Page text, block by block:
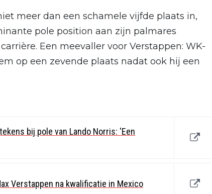
meer dan een schamele vijfde plaats in,
pole position aan zijn palmares
Een meevaller voor Verstappen: WK-
op een zevende plaats nadat ook hij een
bij pole van Lando Norris: 'Een
Verstappen na kwalificatie in Mexico